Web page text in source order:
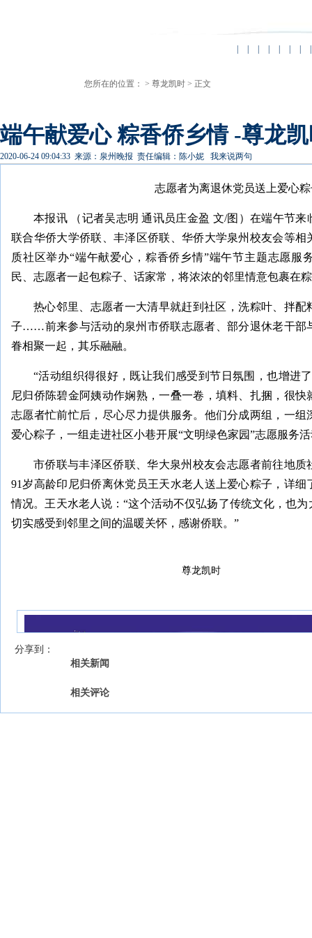
您所在的位置： > 尊龙凯时 > 正文
端午献爱心 粽香侨乡情 -尊龙
2020-06-24 09:04:33 来源：泉州晚报 责任编辑：陈小妮 我来说两句
志愿者为离退休党员送上爱心
本报讯 （记者吴志明 通讯员庄金盈 文/图）在端午节来
联合华侨大学侨联、丰泽区侨联、华侨大学泉州校友会等相
质社区举办“端午献爱心，粽香侨乡情”端午节主题志愿服
民、志愿者一起包粽子、话家常，将浓浓的邻里情意包裹在
热心邻里、志愿者一大清早就赶到社区，洗粽叶、拌配
子……前来参与活动的泉州市侨联志愿者、部分退休老干部
眷相聚一起，其乐融融。
“活动组织得很好，既让我们感受到节日氛围，也增进
尼归侨陈碧金阿姨动作娴熟，一叠一卷，填料、扎捆，很快
志愿者忙前忙后，尽心尽力提供服务。他们分成两组，一组
爱心粽子，一组走进社区小巷开展“文明绿色家园”志愿服务
市侨联与丰泽区侨联、华大泉州校友会志愿者前往地质
91岁高龄印尼归侨离休党员王天水老人送上爱心粽子，详
情况。王天水老人说：“这个活动不仅弘扬了传统文化，也
切实感受到邻里之间的温暖关怀，感谢侨联。”
尊龙凯时
分享到：
相关新闻
相关评论